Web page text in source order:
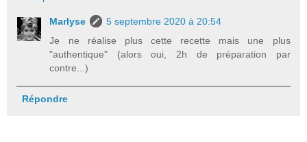
Marlyse
5 septembre 2020 à 20:54
Je ne réalise plus cette recette mais une plus
"authentique" (alors oui, 2h de préparation par
contre...)
Répondre